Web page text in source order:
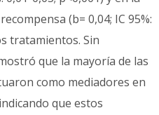
(b= 0,04; IC 95%:
tratamientos. Sin
que la mayoría de las
como mediadores en
que estos